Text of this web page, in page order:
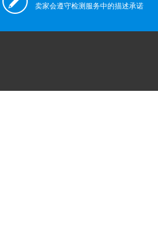
卖家会遵守检测服务中的描述承诺